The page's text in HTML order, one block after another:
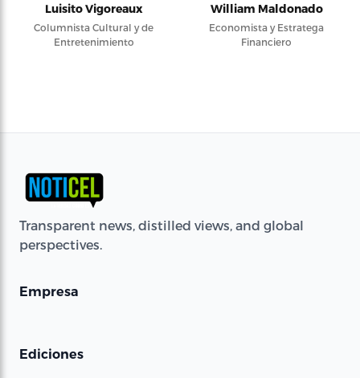
Luisito Vigoreaux
Columnista Cultural y de
Entretenimiento
William Maldonado
Economista y Estratega
Financiero
Transparent news, distilled views, and global
perspectives.
Empresa
Ediciones